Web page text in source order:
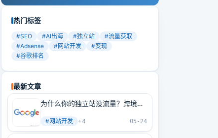
热门标签
#SEO #AI出海 #独立站 #流量获取
#Adsense #网站开发 #变现
#谷歌排名
最新文章
为什么你的独立站没流量？跨境卖
#网站开发 +4 05-24